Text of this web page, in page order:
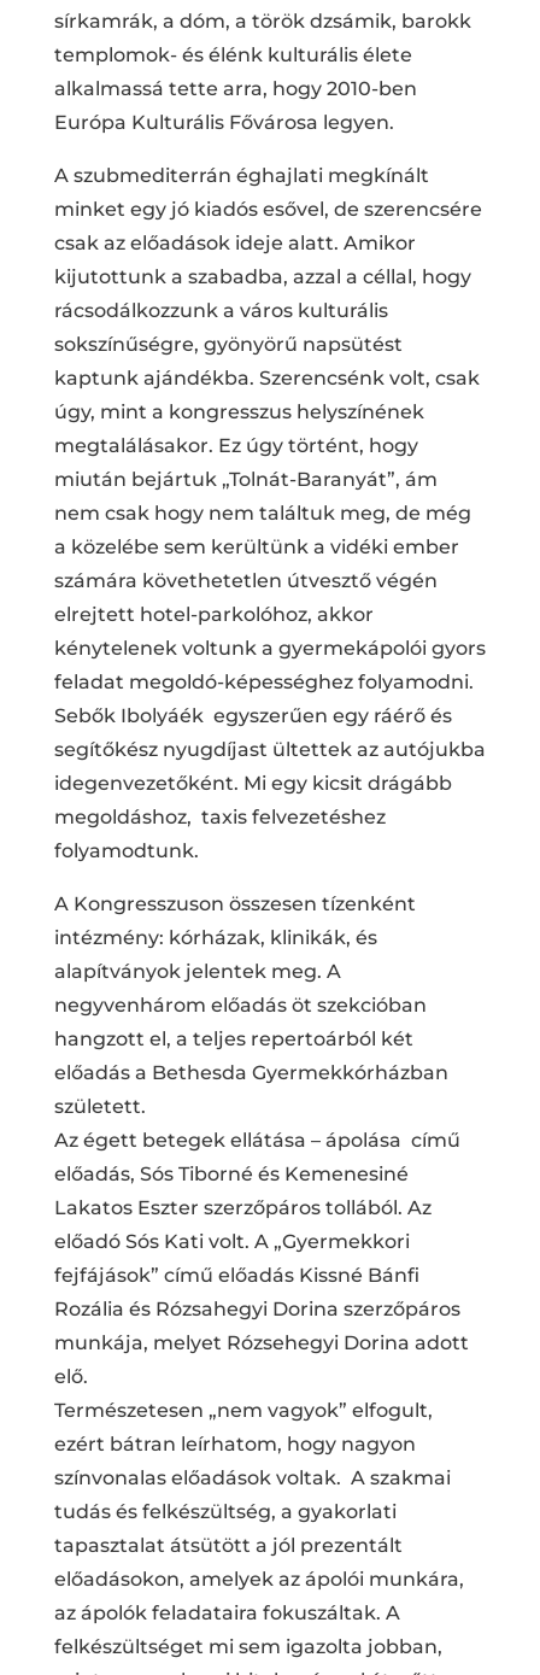
sírkamrák, a dóm, a török dzsámik, barokk
templomok- és élénk kulturális élete
alkalmassá tette arra, hogy 2010-ben
Európa Kulturális Fővárosa legyen.
A szubmediterrán éghajlati megkínált
minket egy jó kiadós esővel, de szerencsére
csak az előadások ideje alatt. Amikor
kijutottunk a szabadba, azzal a céllal, hogy
rácsodálkozzunk a város kulturális
sokszínűségre, gyönyörű napsütést
kaptunk ajándékba. Szerencsénk volt, csak
úgy, mint a kongresszus helyszínének
megtalálásakor. Ez úgy történt, hogy
miután bejártuk „Tolnát-Baranyát”, ám
nem csak hogy nem találtuk meg, de még
a közelébe sem kerültünk a vidéki ember
számára követhetetlen útvesztő végén
elrejtett hotel-parkolóhoz, akkor
kénytelenek voltunk a gyermekápolói gyors
feladat megoldó-képességhez folyamodni.
Sebők Ibolyáék egyszerűen egy ráérő és
segítőkész nyugdíjast ültettek az autójukba
idegenvezetőként. Mi egy kicsit drágább
megoldáshoz, taxis felvezetéshez
folyamodtunk.
A Kongresszuson összesen tízenként
intézmény: kórházak, klinikák, és
alapítványok jelentek meg. A
negyvenhárom előadás öt szekcióban
hangzott el, a teljes repertoárból két
előadás a Bethesda Gyermekkórházban
született.
Az égett betegek ellátása – ápolása című
előadás, Sós Tiborné és Kemenesiné
Lakatos Eszter szerzőpáros tollából. Az
előadó Sós Kati volt. A „Gyermekkori
fejfájások” című előadás Kissné Bánfi
Rozália és Rózsahegyi Dorina szerzőpáros
munkája, melyet Rózsehegyi Dorina adott
elő.
Természetesen „nem vagyok” elfogult,
ezért bátran leírhatom, hogy nagyon
színvonalas előadások voltak. A szakmai
tudás és felkészültség, a gyakorlati
tapasztalat átsütött a jól prezentált
előadásokon, amelyek az ápolói munkára,
az ápolók feladataira fokuszáltak. A
felkészültséget mi sem igazolta jobban,